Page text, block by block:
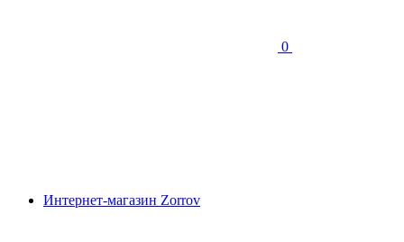
0
Интернет-магазин Zorrov